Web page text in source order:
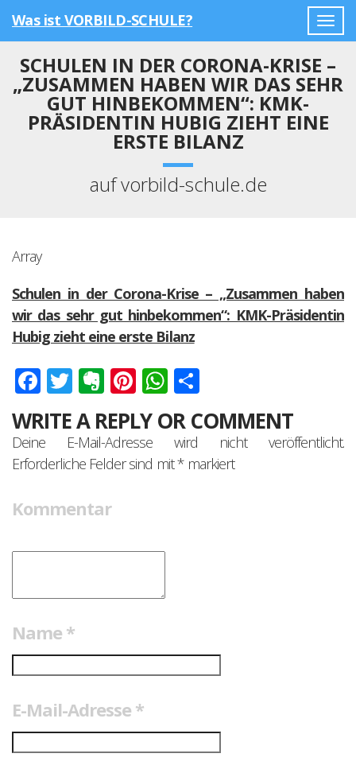
Was ist VORBILD-SCHULE?
SCHULEN IN DER CORONA-KRISE –
„ZUSAMMEN HABEN WIR DAS SEHR
GUT HINBEKOMMEN“: KMK-
PRÄSIDENTIN HUBIG ZIEHT EINE
ERSTE BILANZ
auf vorbild-schule.de
Array
Schulen in der Corona-Krise – „Zusammen haben
wir das sehr gut hinbekommen“: KMK-Präsidentin
Hubig zieht eine erste Bilanz
Facebook
Twitter
Evernote
Pinterest
WhatsApp
WRITE A REPLY OR COMMENT
Deine E-Mail-Adresse wird nicht veröffentlicht.
Erforderliche Felder sind mit*markiert
Kommentar
Name *
E-Mail-Adresse *